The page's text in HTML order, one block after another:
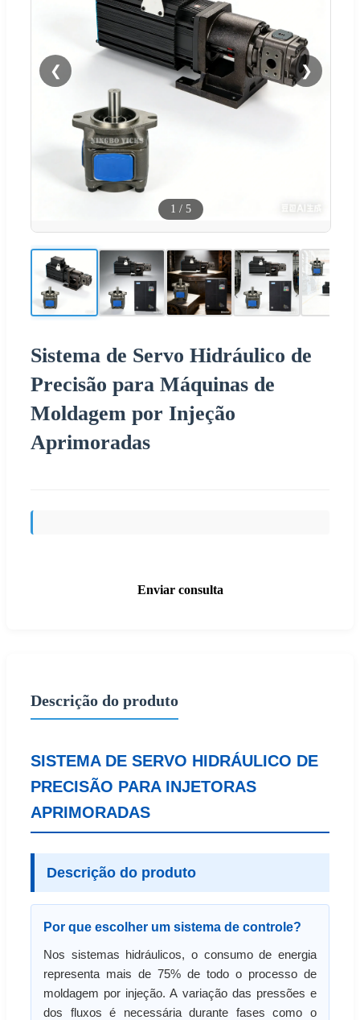
❮ ❯
1 / 5
Sistema de Servo Hidráulico de
Precisão para Máquinas de
Moldagem por Injeção
Aprimoradas
Enviar consulta
Descrição do produto
SISTEMA DE SERVO HIDRÁULICO DE
PRECISÃO PARA INJETORAS
APRIMORADAS
Descrição do produto
Por que escolher um sistema de controle?
Nos sistemas hidráulicos, o consumo de energia
representa mais de 75% de todo o processo de
moldagem por injeção. A variação das pressões e
dos fluxos é necessária durante fases como o